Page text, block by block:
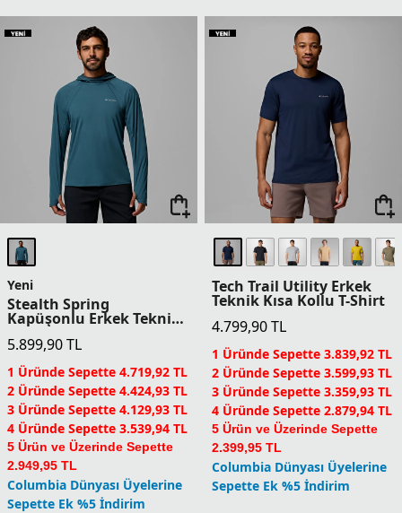
Shadowcaster Zero
Kapüşonlu Erkek Teknik
Uzun Kollu T-Shirt
TL
1 Üründe Sepette 9.039,92 TL
2 Üründe Sepette 8.474,93 TL
3 Üründe Sepette 7.909,93 TL
4 Üründe Sepette 6.779,94 TL
5 Ürün ve Üzerinde Sepette
5.649,95 TL
Columbia Dünyası Üyelerine
Sepette Ek %5 İndirim
Driventure Erkek Teknik
Kısa Kollu T-Shirt
1 Üründe Sepette 4.719,92 TL
2 Üründe Sepette 4.424,93 TL
3 Üründe Sepette 4.129,93 TL
4 Üründe Sepette 3.539,94 TL
5 Ürün ve Üzerinde Sepette
2.949,95 TL
Columbia Dünyası Üyelerine
Sepette Ek %5 İndirim